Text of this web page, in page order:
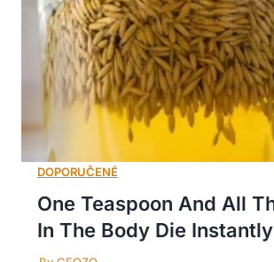
One Teaspoon And All
In The Body Die Instantly